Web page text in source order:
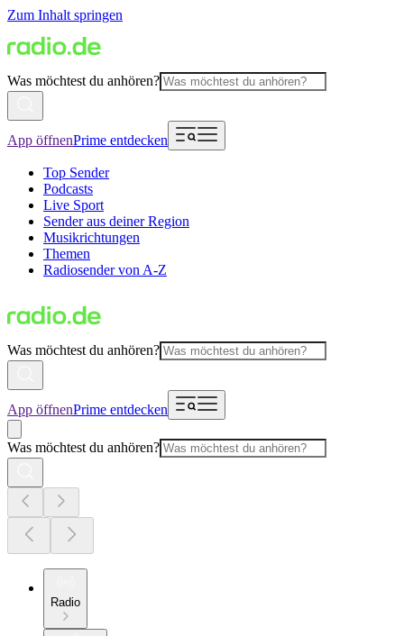
Zum Inhalt springen
Was möchtest du anhören?
App öffnenPrime entdecken
Top Sender
Podcasts
Live Sport
Sender aus deiner Region
Musikrichtungen
Themen
Radiosender von A-Z
Was möchtest du anhören?
App öffnenPrime entdecken
Was möchtest du anhören?
Radio